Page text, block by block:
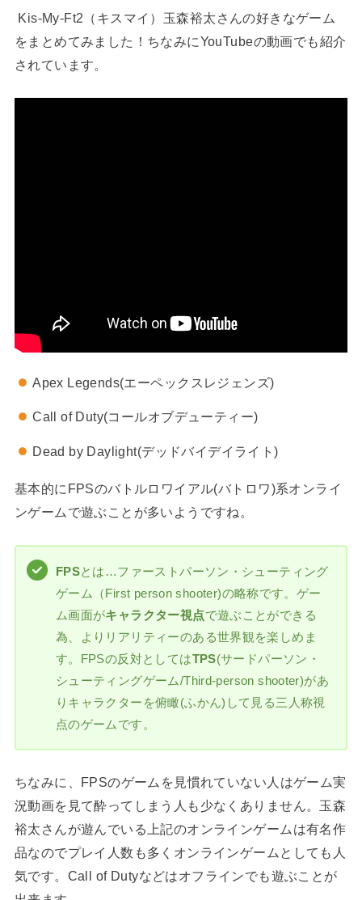
Kis-My-Ft2（キスマイ）玉森裕太さんの好きなゲーム
をまとめてみました！ちなみにYouTubeの動画でも紹介
されています。
Apex Legends(エーペックスレジェンズ)
Call of Duty(コールオブデューティー)
Dead by Daylight(デッドバイデイライト)
基本的にFPSのバトルロワイアル(バトロワ)系オンライ
ンゲームで遊ぶことが多いようですね。
FPSとは…ファーストパーソン・シューティング
ゲーム（First person shooter)の略称です。ゲー
ム画面がキャラクター視点で遊ぶことができる
為、よりリアリティーのある世界観を楽しめま
す。FPSの反対としてはTPS(サードパーソン・
シューティングゲーム/Third-person shooter)があ
りキャラクターを俯瞰(ふかん)して見る三人称視
点のゲームです。
ちなみに、FPSのゲームを見慣れていない人はゲーム実
況動画を見て酔ってしまう人も少なくありません。玉森
裕太さんが遊んでいる上記のオンラインゲームは有名作
品なのでプレイ人数も多くオンラインゲームとしても人
気です。 Call of Dutyなどはオフラインでも遊ぶことが